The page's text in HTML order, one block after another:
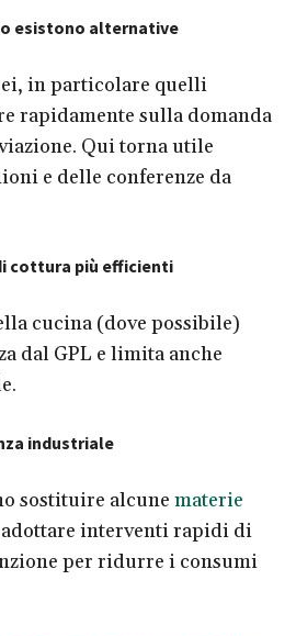
esistono alternative
in particolare quelli
rapidamente sulla domanda
Qui torna utile
e delle conferenze da
cottura più efficienti
cucina (dove possibile)
dal GPL e limita anche
industriale
sostituire alcune materie
interventi rapidi di
per ridurre i consumi